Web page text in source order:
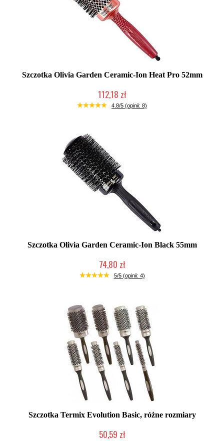
Szczotka Olivia Garden Ceramic-Ion Heat Pro 52mm
112,18 zł
Produkt wycofany
4.8/5 (opinii: 8)
Szczotka Olivia Garden Ceramic-Ion Black 55mm
74,80 zł
Produkt wycofany
5/5 (opinii: 4)
Szczotka Termix Evolution Basic, różne rozmiary
50,59 zł